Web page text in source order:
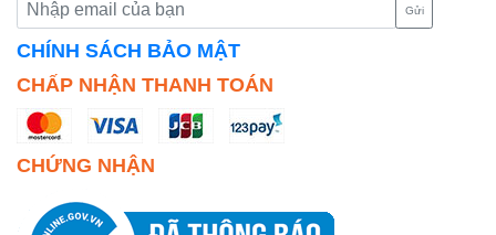
Gửi
CHÍNH SÁCH BẢO MẬT
CHẤP NHẬN THANH TOÁN
CHỨNG NHẬN